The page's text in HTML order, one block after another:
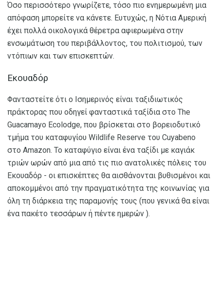
Όσο περισσότερο γνωρίζετε, τόσο πιο ενημερωμένη μια
απόφαση μπορείτε να κάνετε. Ευτυχώς, η Νότια Αμερική
έχει πολλά οικολογικά θέρετρα αφιερωμένα στην
ενσωμάτωση του περιβάλλοντος, του πολιτισμού, των
ντόπιων και των επισκεπτών.
Εκουαδόρ
Φανταστείτε ότι ο Ισημερινός είναι ταξιδιωτικός
πράκτορας που οδηγεί φανταστικά ταξίδια στο The
Guacamayo Ecolodge, που βρίσκεται στο βορειοδυτικό
τμήμα του καταφυγίου Wildlife Reserve του Cuyabeno
στο Amazon. Το καταφύγιο είναι ένα ταξίδι με καγιάκ
τριών ωρών από μια από τις πιο ανατολικές πόλεις του
Εκουαδόρ - οι επισκέπτες θα αισθάνονται βυθισμένοι και
αποκομμένοι από την πραγματικότητα της κοινωνίας για
όλη τη διάρκεια της παραμονής τους (που γενικά θα είναι
ένα πακέτο τεσσάρων ή πέντε ημερών ).